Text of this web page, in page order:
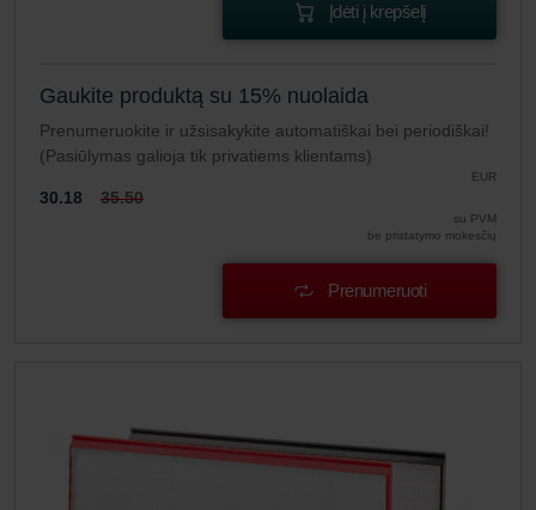
Įdėti į krepšelį
Gaukite produktą su 15% nuolaida
Prenumeruokite ir užsisakykite automatiškai bei periodiškai!
(Pasiūlymas galioja tik privatiems klientams)
EUR
30.18 35.50
su PVM
be pristatymo mokesčių
Prenumeruoti